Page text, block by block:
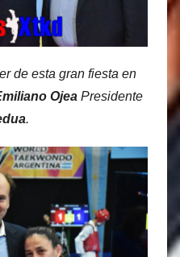
de esta gran fiesta en
OjeaPresidente
.